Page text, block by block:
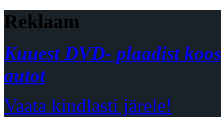
Reklaam
Kuuest DVD- plaadist
autot
Vaata kindlasti järele!